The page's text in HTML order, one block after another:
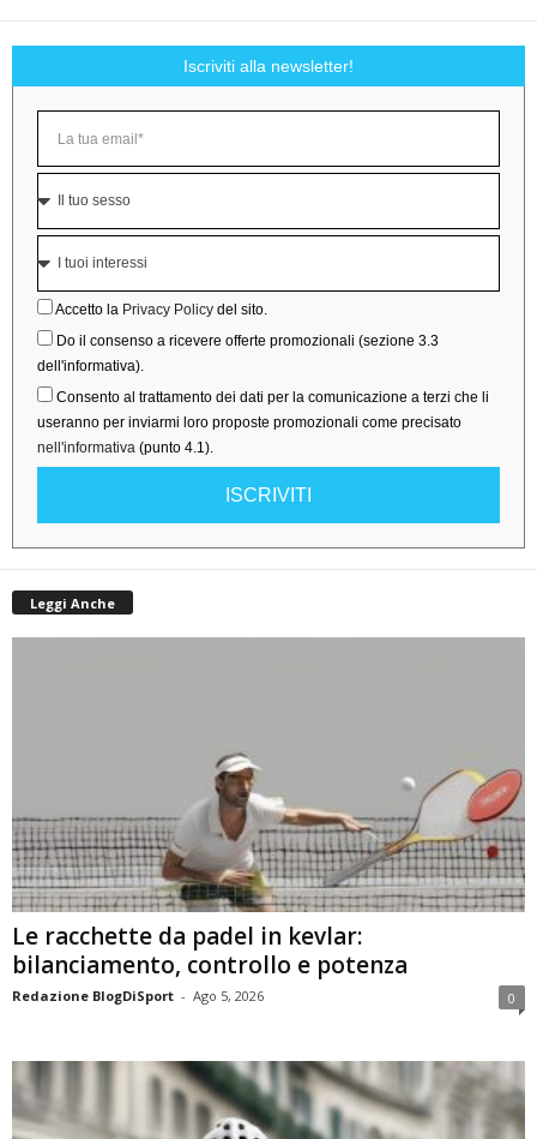
Iscriviti alla newsletter!
Accetto la Privacy Policy del sito.
Do il consenso a ricevere offerte promozionali (sezione 3.3
dell'informativa).
Consento al trattamento dei dati per la comunicazione a terzi che li
useranno per inviarmi loro proposte promozionali come precisato
nell'informativa (punto 4.1).
ISCRIVITI
Leggi Anche
Le racchette da padel in kevlar:
bilanciamento, controllo e potenza
Redazione BlogDiSport - Ago 5, 2026 0